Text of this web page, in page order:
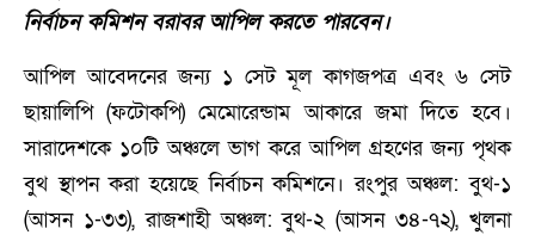
নির্বাচন কমিশন বরাবর আপিল করতে পারবেন।
আপিল আবেদনের জন্য ১ সেট মূল কাগজপত্র এবং ৬ সেট
ছায়ালিপি (ফটোকপি) মেমোরেন্ডাম আকারে জমা দিতে হবে।
সারাদেশকে ১০টি অঞ্চলে ভাগ করে আপিল গ্রহণের জন্য পৃথক
বুথ স্থাপন করা হয়েছে নির্বাচন কমিশনে। রংপুর অঞ্চল: বুথ-১
(আসন ১-৩৩), রাজশাহী অঞ্চল: বুথ-২ (আসন ৩৪-৭২), খুলনা